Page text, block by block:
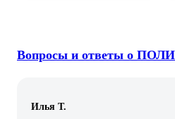
Вопросы и ответы о
Илья Т.